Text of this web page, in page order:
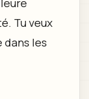
Tu veux
dans les